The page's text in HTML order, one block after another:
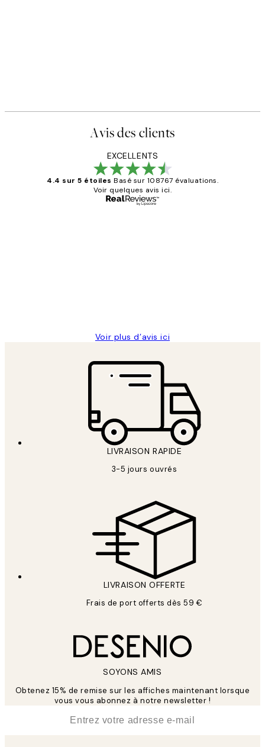
Avis des clients
EXCELLENTS
4.4 sur 5 étoiles Basé sur 108767 évaluations.
Voir quelques avis ici.
Voir plus d’avis ici
LIVRAISON RAPIDE
3-5 jours ouvrés
LIVRAISON OFFERTE
Frais de port offerts dès 59 €
SOYONS AMIS
Obtenez 15% de remise sur les affiches maintenant lorsque
vous vous abonnez à notre newsletter !